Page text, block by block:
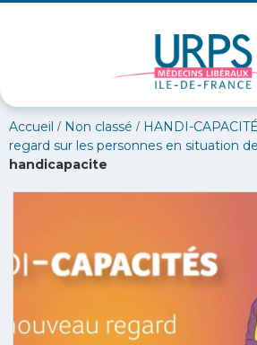
Accueil / Non classé / HANDI-
regard sur les personnes en situation
handicapacite